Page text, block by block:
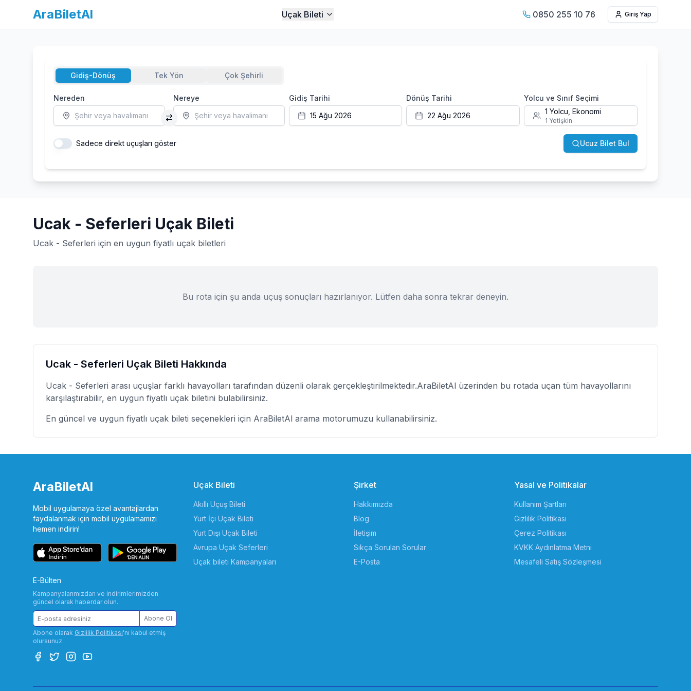
AraBiletAl Uçak Bileti 0850 255 10 76 Giriş Yap
Gidiş-Dönüş Tek Yön Çok Şehirli
Nereden
Şehir veya havalimanı
Nereye
Şehir veya havalimanı
Gidiş Tarihi
15 Ağu 2026
Dönüş Tarihi
22 Ağu 2026
Yolcu ve Sınıf Seçimi
1 Yolcu,Ekonomi
1 Yetişkin
Sadece direkt uçuşları göster Ucuz Bilet Bul
Ucak - Seferleri Uçak Bileti
Ucak - Seferleri için en uygun fiyatlı uçak biletleri
Bu rota için şu anda uçuş sonuçları hazırlanıyor. Lütfen daha sonra tekrar deneyin.
Ucak - Seferleri Uçak Bileti Hakkında
Ucak - Seferleri arası uçuşlar farklı havayolları tarafından düzenli olarak gerçekleştirilmektedir.AraBiletAl üzerinden bu rotada uçan tüm havayollarını
karşılaştırabilir, en uygun fiyatlı uçak biletini bulabilirsiniz.
En güncel ve uygun fiyatlı uçak bileti seçenekleri için AraBiletAl arama motorumuzu kullanabilirsiniz.
AraBiletAl
Mobil uygulamaya özel avantajlardan
faydalanmak için mobil uygulamamızı
hemen indirin!
E-Bülten
Kampanyalarımızdan ve indirimlerimizden
güncel olarak haberdar olun.
Abone Ol
Abone olarak Gizlilik Politikası'nı kabul etmiş
olursunuz.
Uçak Bileti
Akıllı Uçuş Bileti
Yurt İçi Uçak Bileti
Yurt Dışı Uçak Bileti
Avrupa Uçak Seferleri
Uçak bileti Kampanyaları
Şirket
Hakkımızda
Blog
İletişim
Sıkça Sorulan Sorular
E-Posta
Yasal ve Politikalar
Kullanım Şartları
Gizlilik Politikası
Çerez Politikası
KVKK Aydınlatma Metni
Mesafeli Satış Sözleşmesi